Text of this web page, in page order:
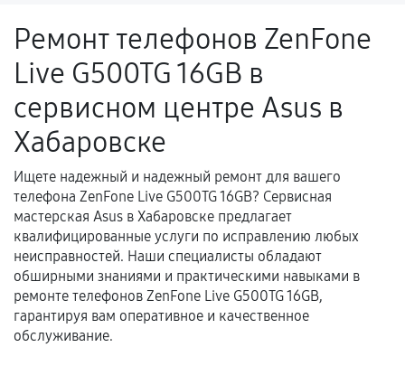
Поломка установленной детали при
нормальной эксплуатации в течение
гарантийного срока.
Несоответствие комплектующей заявленным
техническим характеристикам.
Документы для подтверждения
гарантии
Гарантийный талон.
Акт выполненных работ с датой, перечнем
услуг и сроком гарантии.
Ремонт телефонов ZenFone
Live G500TG 16GB в
сервисном центре Asus в
Хабаровске
Ищете надежный и надежный ремонт для вашего
телефона ZenFone Live G500TG 16GB? Сервисная
мастерская Asus в Хабаровске предлагает
квалифицированные услуги по исправлению любых
неисправностей. Наши специалисты обладают
обширными знаниями и практическими навыками в
ремонте телефонов ZenFone Live G500TG 16GB,
гарантируя вам оперативное и качественное
обслуживание.